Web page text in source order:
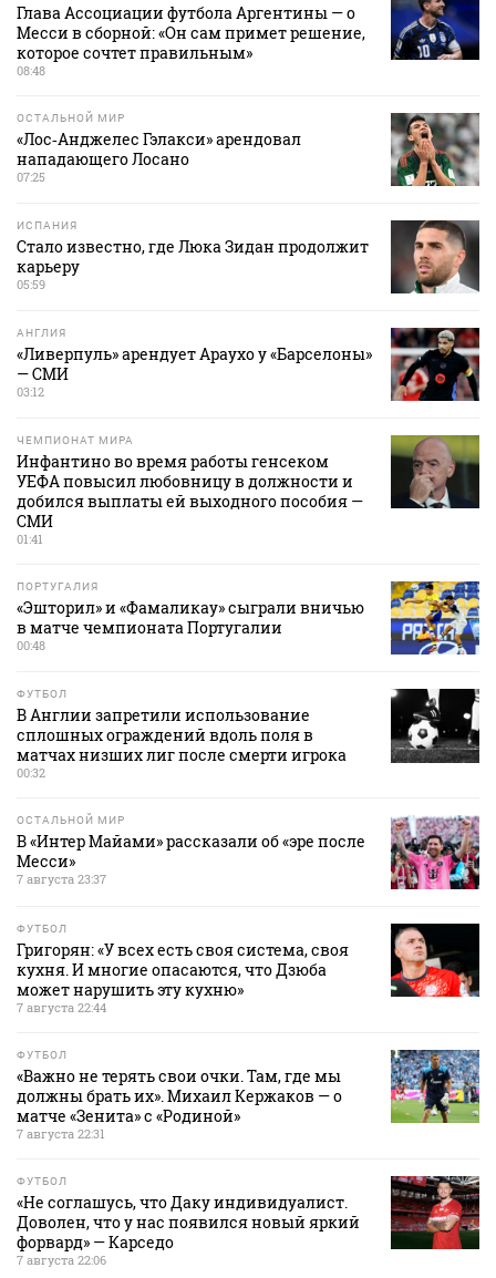
Глава Ассоциации футбола Аргентины — о
Месси в сборной: «Он сам примет решение,
которое сочтет правильным»
08:48
ОСТАЛЬНОЙ МИР
«Лос‑Анджелес Гэлакси» арендовал
нападающего Лосано
07:25
ИСПАНИЯ
Стало известно, где Люка Зидан продолжит
карьеру
05:59
АНГЛИЯ
«Ливерпуль» арендует Араухо у «Барселоны»
— СМИ
03:12
ЧЕМПИОНАТ МИРА
Инфантино во время работы генсеком
УЕФА повысил любовницу в должности и
добился выплаты ей выходного пособия —
СМИ
01:41
ПОРТУГАЛИЯ
«Эшторил» и «Фамаликау» сыграли вничью
в матче чемпионата Португалии
00:48
ФУТБОЛ
В Англии запретили использование
сплошных ограждений вдоль поля в
матчах низших лиг после смерти игрока
00:32
ОСТАЛЬНОЙ МИР
В «Интер Майами» рассказали об «эре после
Месси»
7 августа 23:37
ФУТБОЛ
Григорян: «У всех есть своя система, своя
кухня. И многие опасаются, что Дзюба
может нарушить эту кухню»
7 августа 22:44
ФУТБОЛ
«Важно не терять свои очки. Там, где мы
должны брать их». Михаил Кержаков — о
матче «Зенита» с «Родиной»
7 августа 22:31
ФУТБОЛ
«Не соглашусь, что Даку индивидуалист.
Доволен, что у нас появился новый яркий
форвард» — Карседо
7 августа 22:06